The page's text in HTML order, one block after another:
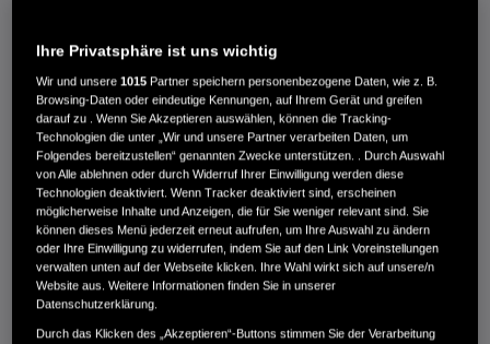
MWST. NICHT AUSWEISBAR
3.900 €
Außenfarbe
crystal black pearl
Ihre Privatsphäre ist uns wichtig
Wir und unsere1015 Partner speichern personenbezogene Daten, wie z. B.
Browsing-Daten oder eindeutige Kennungen, auf Ihrem Gerät und greifen
darauf zu . Wenn Sie Akzeptieren auswählen, können die Tracking-
Technologien die unter „Wir und unsere Partner verarbeiten Daten, um
Folgendes bereitzustellen“ genannten Zwecke unterstützen. . Durch Auswahl
von Alle ablehnen oder durch Widerruf Ihrer Einwilligung werden diese
Technologien deaktiviert. Wenn Tracker deaktiviert sind, erscheinen
möglicherweise Inhalte und Anzeigen, die für Sie weniger relevant sind. Sie
können dieses Menü jederzeit erneut aufrufen, um Ihre Auswahl zu ändern
oder Ihre Einwilligung zu widerrufen, indem Sie auf den Link Voreinstellungen
verwalten unten auf der Webseite klicken. Ihre Wahl wirkt sich auf unsere/n
Website aus. Weitere Informationen finden Sie in unserer
Datenschutzerklärung.
Durch das Klicken des „Akzeptieren“-Buttons stimmen Sie der Verarbeitung